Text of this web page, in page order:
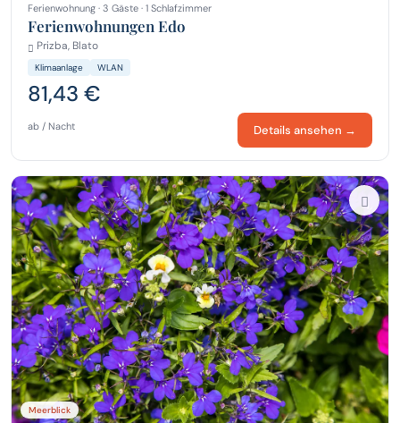
Ferienwohnung · 3 Gäste · 1 Schlafzimmer
Ferienwohnungen Edo
Prizba, Blato
Klimaanlage WLAN
81,43 €
ab / Nacht Details ansehen →
Meerblick